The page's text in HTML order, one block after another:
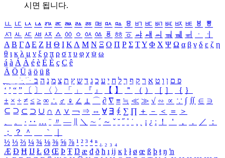
시면 됩니다.
ㅥ ㅦ ㅧ ㅨ ㅩ ㅪ ㅫ ㅬ ㅭ ㅮ ㅯ ㅰ ㅱ ㅲ ㅳ ㅴ ㅵ ㅶ ㅷ ㅸ
ㅹ
ㅺ ㅻ ㅼ ㅽ ㅾ ㅿ ㆀ ㆁ ㆂ ㆃ ㆄ ㆅ ㆆ ㆇ ㆈ ㆉ ㆊ ㆋ ㆌ ㆍ
ㆎ
Α Β ΓΔ Ε Ζ Η Θ Ι ΚΛ Μ Ν Ξ Ο Π Ρ Σ ΤΥ Φ Χ Ψ Ω α β γ δ ε ζ η
θ ι κ λ μ ν ξ ο π ρ σ τ υ φ χ ψ ω
á à Á À é è É È ç Ç ê
Ä Ö Ü ä ö ü ß
ִֶֹ ֻּ ׁׂ פ ם ן ו ט א ר ק ף ך ל ח י ע כ ג ד ש ץ ת צ מ נ ה ב
‘ ’ “ ” 〔 〕 〈 〉 「 」 『 』 【 】 ＂ （ ） ［ ］ ｛ ｝
± × ÷ ≠ ≤ ≥ ∞ ∴ ♂ ♀ ∠ ⊥ ⌒ ∂ ∇ ≡ ≒ ≪ ≫ √ ∽ ∝ ∵ ∫ ∬ ∈ ∋
⊆ ⊇ ⊂ ⊃ ∪ ∩ ∧ ∨ ￢ ⇒ ⇔ ∀ ∃ ∮ ∑ ∏ ＋ － ＜ ＝
＞
、
。 · ‥ … ¨ 〃 ― ＼ ∼ ´ ～ ˇ ˘ ˝ ˚ ˙ ¸ ¡ ¿ ː ！ ＇ ， ． ／
：
；
？ ＾ ｀
½ ⅓ ⅔ ¼ ¾ ⅛ ⅜ ⅝ ⅞ ¹ ² ³ ⁴ ⁿ ₁ ₂ ₃ ₄
Æ Ð Ħ Ĳ Ł Ø Œ Þ Ŧ Ŋ æ đ ð ħ ı ĳ ĸ ŀ ł ø œ ß þ ŧ ŋ ŉ